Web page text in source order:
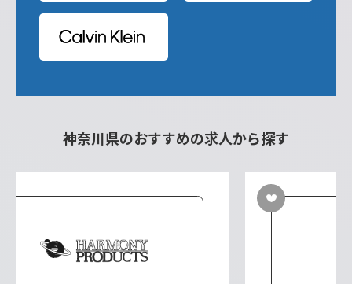
神奈川県のおすすめの求人から探す